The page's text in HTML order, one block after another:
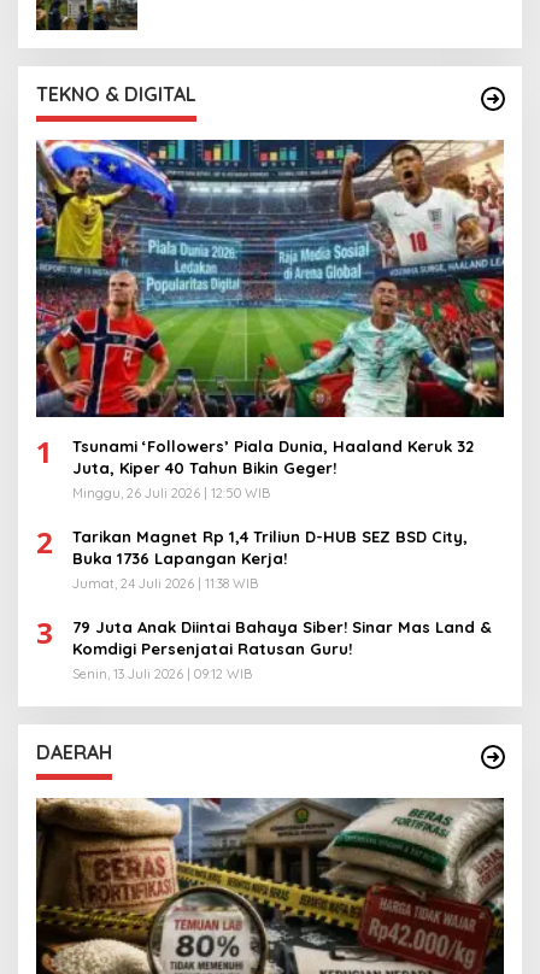
TEKNO & DIGITAL
1
Tsunami ‘Followers’ Piala Dunia, Haaland Keruk 32
Juta, Kiper 40 Tahun Bikin Geger!
Minggu, 26 Juli 2026 | 12:50 WIB
2
Tarikan Magnet Rp 1,4 Triliun D-HUB SEZ BSD City,
Buka 1736 Lapangan Kerja!
Jumat, 24 Juli 2026 | 11:38 WIB
3
79 Juta Anak Diintai Bahaya Siber! Sinar Mas Land &
Komdigi Persenjatai Ratusan Guru!
Senin, 13 Juli 2026 | 09:12 WIB
DAERAH